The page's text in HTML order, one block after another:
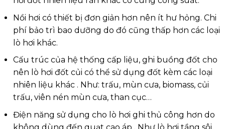
Nồi hơi có thiết bị đơn giản hơn nên ít hư hỏng. Chi
phí bảo trì bao dưỡng do đó cũng thấp hơn các loại
lò hơi khác.
Cấu trúc của hệ thống cấp liệu, ghi buồng đốt cho
nên lò hơi đốt củi có thể sử dụng đốt kèm các loại
nhiên liệu khác . Như: trấu, mùn cưa, biomass, củi
trấu, viên nén mùn cưa, than cục…
Điện năng sử dụng cho lò hơi ghi thủ công hơn do